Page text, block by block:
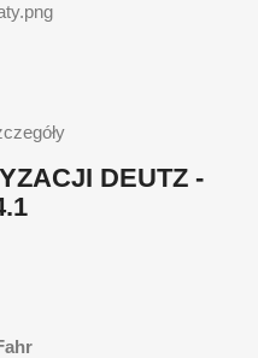
DEUTZ -